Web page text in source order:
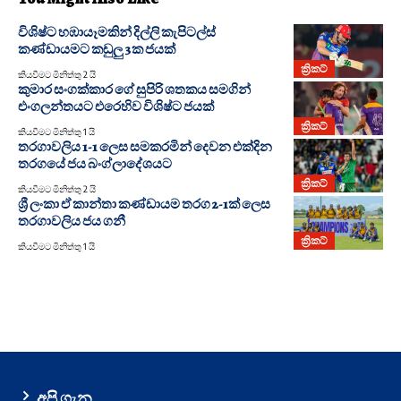
ක්‍රිකට්
විශිෂ්ට හඹායෑමකින් දිල්ලි කැපිටල්ස්
කණ්ඩායමට කඩුලු 3ක ජයක්
කියවීමට මිනිත්තු 2 යි
ක්‍රිකට්
කුමාර සංගක්කාර ගේ සුපිරි ශතකය සමගින්
එංගලන්තයට එරෙහිව විශිෂ්ට ජයක්
කියවීමට මිනිත්තු 1 යි
ක්‍රිකට්
තරගාවලිය 1-1 ලෙස සමකරමින් දෙවන එක්දින
තරගයේ ජය බංග්ලාදේශයට
කියවීමට මිනිත්තු 2 යි
ක්‍රිකට්
ශ්‍රී ලංකා ඒ කාන්තා කණ්ඩායම තරග 2-1ක් ලෙස
තරගාවලිය ජය ගනී
කියවීමට මිනිත්තු 1 යි